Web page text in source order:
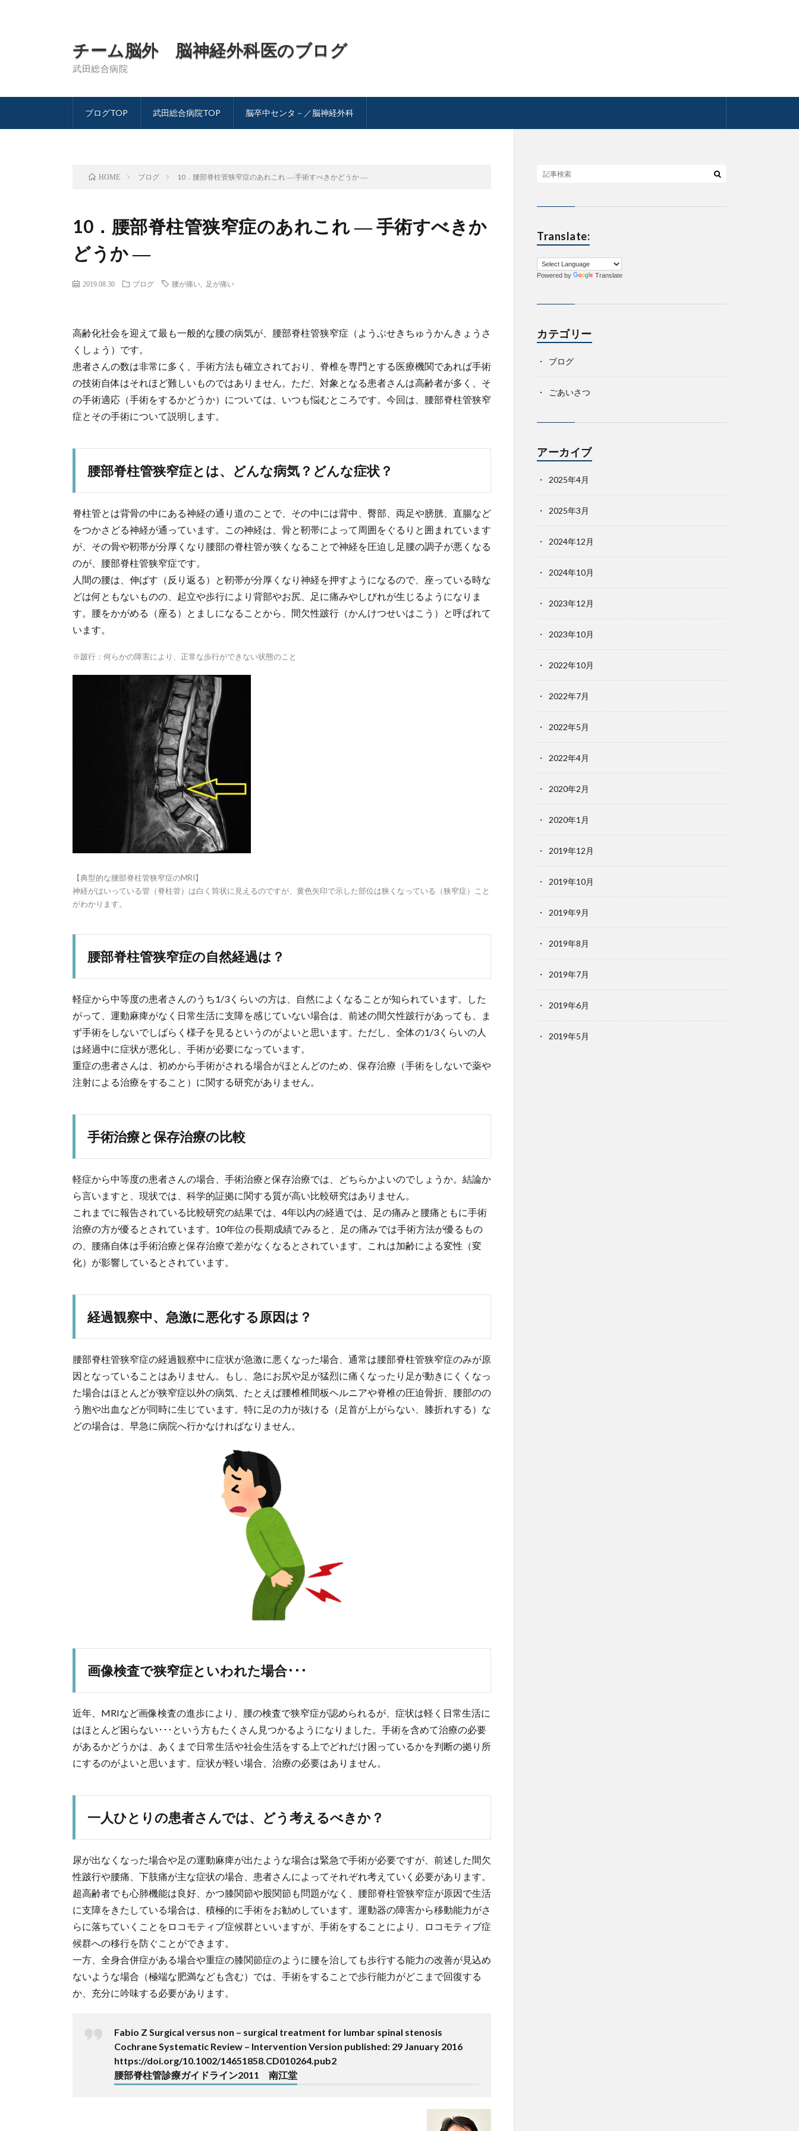
チーム脳外 脳神経外科医のブログ
武田総合病院
ブログTOP 武田総合病院TOP 脳卒中センタ－／脳神経外科
HOME ブログ 10．腰部脊柱管狭窄症のあれこれ ― 手術すべきかどうか ―
10．腰部脊柱管狭窄症のあれこれ ― 手術すべきか
どうか ―
2019.08.30 ブログ 腰が痛い 足が痛い
高齢化社会を迎えて最も一般的な腰の病気が、腰部脊柱管狭窄症（ようぶせきちゅうかんきょうさ
くしょう）です。
患者さんの数は非常に多く、手術方法も確立されており、脊椎を専門とする医療機関であれば手術
の技術自体はそれほど難しいものではありません。ただ、対象となる患者さんは高齢者が多く、そ
の手術適応（手術をするかどうか）については、いつも悩むところです。今回は、腰部脊柱管狭窄
症とその手術について説明します。
腰部脊柱管狭窄症とは、どんな病気？どんな症状？
脊柱管とは背骨の中にある神経の通り道のことで、その中には背中、臀部、両足や膀胱、直腸など
をつかさどる神経が通っています。この神経は、骨と靭帯によって周囲をぐるりと囲まれています
が、その骨や靭帯が分厚くなり腰部の脊柱管が狭くなることで神経を圧迫し足腰の調子が悪くなる
のが、腰部脊柱管狭窄症です。
人間の腰は、伸ばす（反り返る）と靭帯が分厚くなり神経を押すようになるので、座っている時な
どは何ともないものの、起立や歩行により背部やお尻、足に痛みやしびれが生じるようになりま
す。腰をかがめる（座る）とましになることから、間欠性跛行（かんけつせいはこう）と呼ばれて
います。
※跛行：何らかの障害により、正常な歩行ができない状態のこと
【典型的な腰部脊柱管狭窄症のMRI】
神経がはいっている管（脊柱管）は白く筒状に見えるのですが、黄色矢印で示した部位は狭くなっている（狭窄症）こと
がわかります。
腰部脊柱管狭窄症の自然経過は？
軽症から中等度の患者さんのうち1/3くらいの方は、自然によくなることが知られています。した
がって、運動麻痺がなく日常生活に支障を感じていない場合は、前述の間欠性跛行があっても、ま
ず手術をしないでしばらく様子を見るというのがよいと思います。ただし、全体の1/3くらいの人
は経過中に症状が悪化し、手術が必要になっています。
重症の患者さんは、初めから手術がされる場合がほとんどのため、保存治療（手術をしないで薬や
注射による治療をすること）に関する研究がありません。
手術治療と保存治療の比較
軽症から中等度の患者さんの場合、手術治療と保存治療では、どちらかよいのでしょうか。結論か
ら言いますと、現状では、科学的証拠に関する質が高い比較研究はありません。
これまでに報告されている比較研究の結果では、4年以内の経過では、足の痛みと腰痛ともに手術
治療の方が優るとされています。10年位の長期成績でみると、足の痛みでは手術方法が優るもの
の、腰痛自体は手術治療と保存治療で差がなくなるとされています。これは加齢による変性（変
化）が影響しているとされています。
経過観察中、急激に悪化する原因は？
腰部脊柱管狭窄症の経過観察中に症状が急激に悪くなった場合、通常は腰部脊柱管狭窄症のみが原
因となっていることはありません。もし、急にお尻や足が猛烈に痛くなったり足が動きにくくなっ
た場合はほとんどが狭窄症以外の病気、たとえば腰椎椎間板ヘルニアや脊椎の圧迫骨折、腰部のの
う胞や出血などが同時に生じています。特に足の力が抜ける（足首が上がらない、膝折れする）な
どの場合は、早急に病院へ行かなければなりません。
画像検査で狭窄症といわれた場合･･･
近年、MRIなど画像検査の進歩により、腰の検査で狭窄症が認められるが、症状は軽く日常生活に
はほとんど困らない･･･という方もたくさん見つかるようになりました。手術を含めて治療の必要
があるかどうかは、あくまで日常生活や社会生活をする上でどれだけ困っているかを判断の拠り所
にするのがよいと思います。症状が軽い場合、治療の必要はありません。
一人ひとりの患者さんでは、どう考えるべきか？
尿が出なくなった場合や足の運動麻痺が出たような場合は緊急で手術が必要ですが、前述した間欠
性跛行や腰痛、下肢痛が主な症状の場合、患者さんによってそれぞれ考えていく必要があります。
超高齢者でも心肺機能は良好、かつ膝関節や股関節も問題がなく、腰部脊柱管狭窄症が原因で生活
に支障をきたしている場合は、積極的に手術をお勧めしています。運動器の障害から移動能力がさ
らに落ちていくことをロコモティブ症候群といいますが、手術をすることにより、ロコモティブ症
候群への移行を防ぐことができます。
一方、全身合併症がある場合や重症の膝関節症のように腰を治しても歩行する能力の改善が見込め
ないような場合（極端な肥満なども含む）では、手術をすることで歩行能力がどこまで回復する
か、充分に吟味する必要があります。
Fabio Z Surgical versus non – surgical treatment for lumbar spinal stenosis
Cochrane Systematic Review – Intervention Version published: 29 January 2016
https://doi.org/10.1002/14651858.CD010264.pub2
腰部脊柱管診療ガイドライン2011 南江堂
Translate:
Powered by Translate
カテゴリー
ブログ
ごあいさつ
アーカイブ
2025年4月
2025年3月
2024年12月
2024年10月
2023年12月
2023年10月
2022年10月
2022年7月
2022年5月
2022年4月
2020年2月
2020年1月
2019年12月
2019年10月
2019年9月
2019年8月
2019年7月
2019年6月
2019年5月